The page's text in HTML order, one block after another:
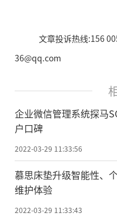
文章投诉热线:156
36@qq.com
企业微信管理系统探马
户口碑
2022-03-29 11:33:56
慕思床垫升级智能性、
维护体验
2022-03-29 11:33:43